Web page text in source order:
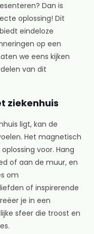
Dan is
oplossing! Dit
eindeloze
op een
we eens kijken
van dit
ziekenhuis
ligt, kan de
Het magnetisch
voor. Hang
of aan de muur, en
om
of inspirerende
je in een
sfeer die troost en